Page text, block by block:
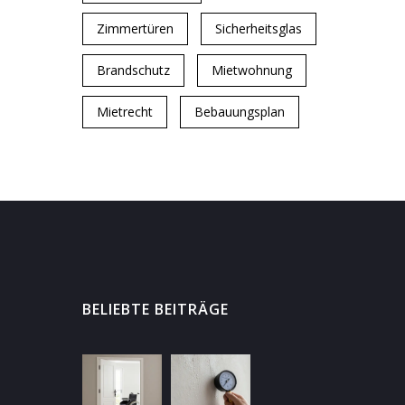
Zimmertüren Sicherheitsglas
Brandschutz Mietwohnung
Mietrecht Bebauungsplan
BELIEBTE BEITRÄGE